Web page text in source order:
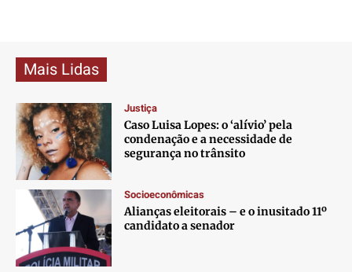
Mais Lidas
Justiça
Caso Luisa Lopes: o ‘alívio’ pela
condenação e a necessidade de
segurança no trânsito
Socioeconômicas
Alianças eleitorais – e o inusitado 11º
candidato a senador